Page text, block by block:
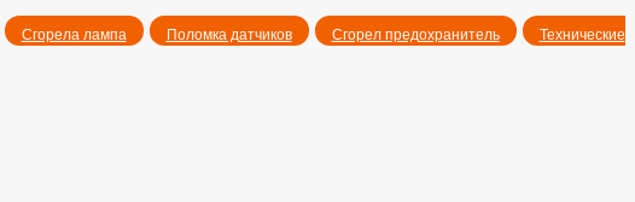
Сгорела лампа Поломка датчиков Сгорел предохранитель
Технические